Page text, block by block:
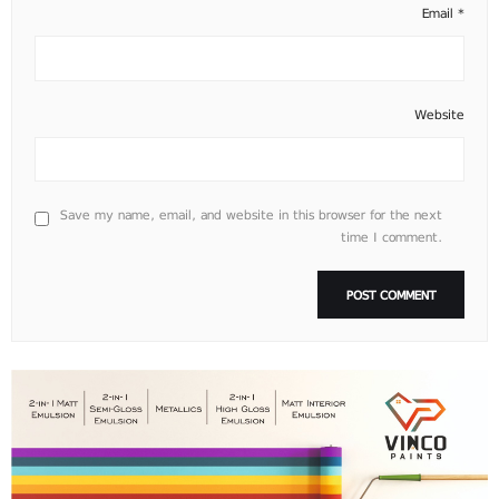
Email *
Website
Save my name, email, and website in this browser for the next
time I comment.